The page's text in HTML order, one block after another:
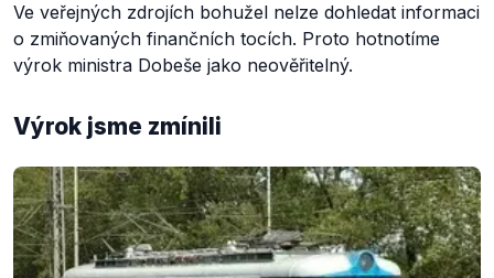
Ve veřejných zdrojích bohužel nelze dohledat informaci
o zmiňovaných finančních tocích. Proto hotnotíme
výrok ministra Dobeše jako neověřitelný.
Výrok jsme zmínili